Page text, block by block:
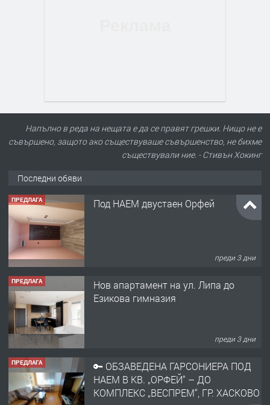
Напълно в реда на нещата е да се правят грешки. Нищо не е
съвършено, защото ако съществуваше съвършенство, не бихме
съществували ние. - Стивън Хокинг
Последни обяви
ПРЕДЛАГА
Нов апартамент на ул. Липа до
преди 3 дни
ПРЕДЛАГА
🔑 ОБЗАВЕДЕНА ГАРСОНИЕРА ПОД
НАЕМ В КВ. „ОРФЕЙ“ – ДО
преди 4 дни
ПРЕДЛАГА
НАПЪЛНО ОБЗАВЕДЕН И
ОБОРУДВАН ТРИСТАЕН
АПАРТАМЕНТ В ЦЕНТЪРА НА ГР.